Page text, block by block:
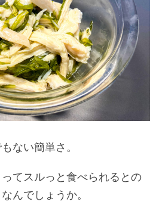
ない簡単さ。
てスルっと食べられるとの
んでしょうか。